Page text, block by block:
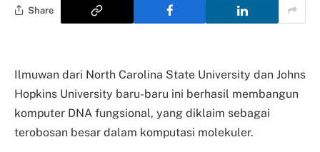
Share
Ilmuwan dari North Carolina State University dan Johns
Hopkins University baru-baru ini berhasil membangun
komputer DNA fungsional, yang diklaim sebagai
terobosan besar dalam komputasi molekuler.